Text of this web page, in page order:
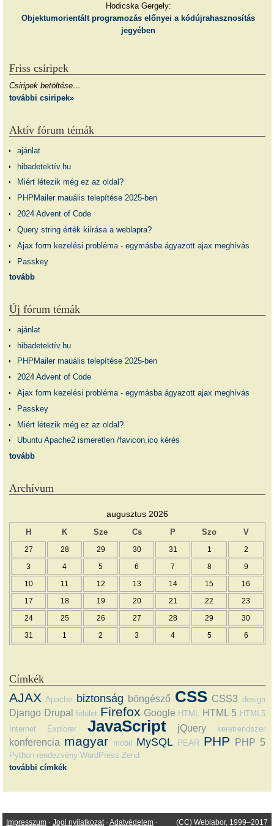
Hodicska Gergely:
Objektumorientált programozás előnyei a kódújrahasznosítás
jegyében
Friss csiripek
Csiripek betöltése…
további csiripek»
Aktív fórum témák
ajánlat
hibadetektív.hu
Miért létezik még ez az oldal?
PHPMailer mauális telepítése 2025-ben
2024 Advent of Code
Query string érték kiírása a weblapra?
Ajax form kezelési probléma - egymásba ágyazott ajax meghívás
Passkey
tovább
Új fórum témák
ajánlat
hibadetektív.hu
PHPMailer mauális telepítése 2025-ben
2024 Advent of Code
Ajax form kezelési probléma - egymásba ágyazott ajax meghívás
Passkey
Miért létezik még ez az oldal?
Ubuntu Apache2 ismeretlen /favicon.ico kérés
tovább
Archívum
augusztus 2026
H K Sze Cs P Szo V
27 28 29 30 31 1 2
3 4 5 6 7 8 9
10 11 12 13 14 15 16
17 18 19 20 21 22 23
24 25 26 27 28 29 30
31 1 2 3 4 5 6
Címkék
AJAX Apache biztonság böngésző CSS CSS3 design
Django Drupal felület Firefox Google HTML HTML 5 HTML5
Internet Explorer
JavaScript jQuery keretrendszer
konferencia magyar mobil MySQL PEAR PHP PHP 5
Python rendezvény WordPress Zend
további címkék
(CC) Weblabor, 1999–2017
Impresszum· Jogi nyilatkozat· Adatvédelem·